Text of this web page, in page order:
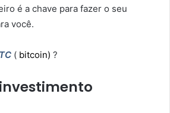
é a chave para fazer o seu
você.
( bitcoin) ?